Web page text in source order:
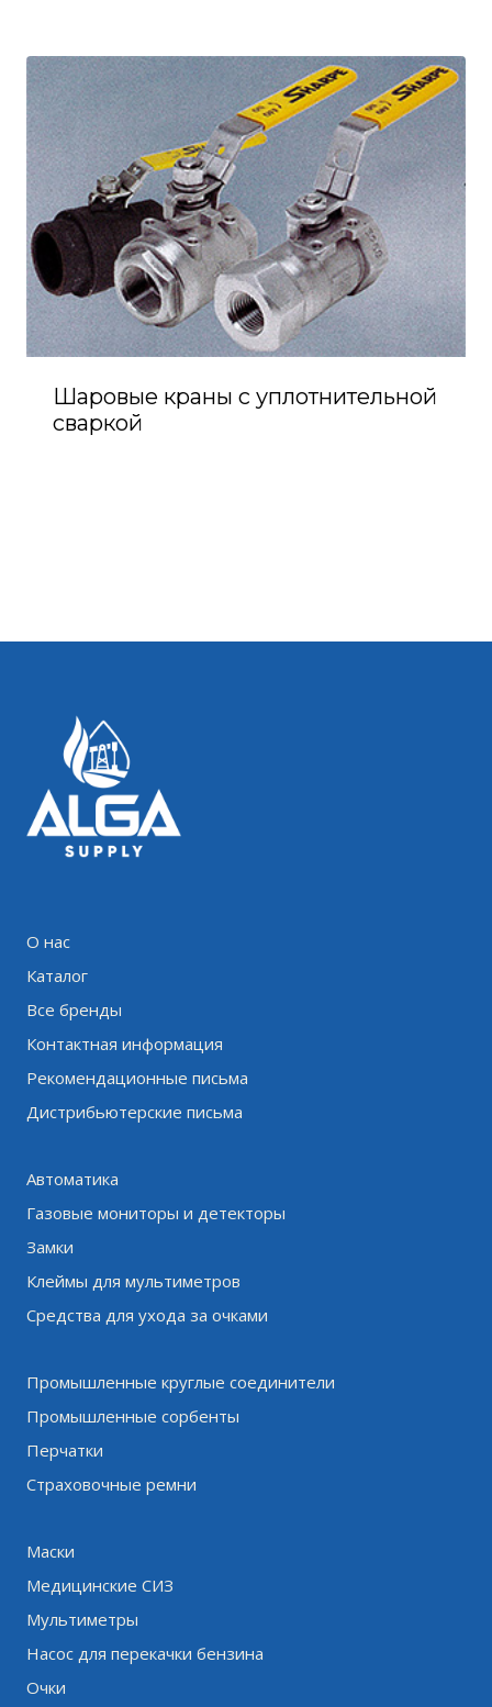
Шаровые краны с уплотнительной
сваркой
О нас
Каталог
Все бренды
Контактная информация
Рекомендационные письма
Дистрибьютерские письма
Автоматика
Газовые мониторы и детекторы
Замки
Клеймы для мультиметров
Средства для ухода за очками
Промышленные круглые соединители
Промышленные сорбенты
Перчатки
Страховочные ремни
Маски
Медицинские СИЗ
Мультиметры
Насос для перекачки бензина
Очки